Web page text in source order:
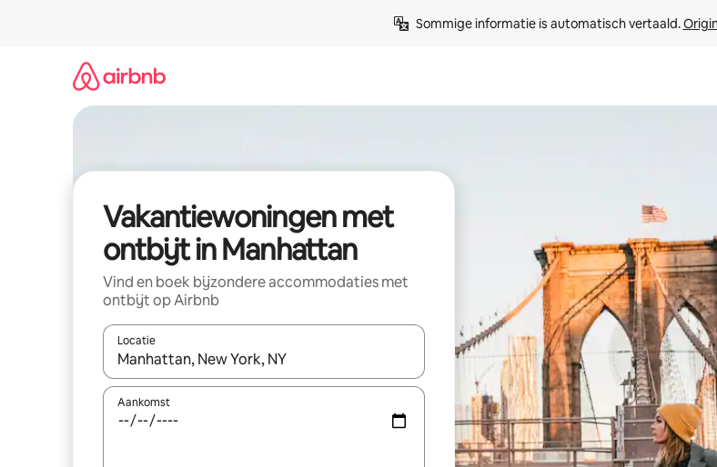
Sommige informatie is automatisch vertaald.
Vakantiewoningen met
ontbijt in Manhattan
Vind en boek bijzondere accommodaties met
ontbijt op Airbnb
Locatie
Wanneer er resultaten beschikbaar zijn, maak je een keuze met je de pijltjestoetsen omhoog en
Aankomst